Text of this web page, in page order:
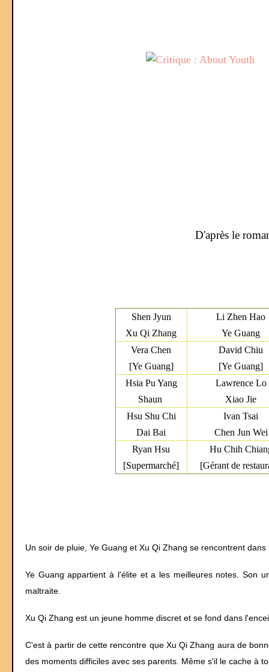
D'après le
Shen Jyun
Xu Qi Zhang
Li Zhen Hao
Ye Guang
Vera Chen
[Ye Guang]
David Chiu
[Ye Guang]
Hsia Pu Yang
Shaun
Lawrence Lo
Xiao Jie
Hsu Shu Chi
Dai Bai
Ivan Tsai
Chen Jun Wei
Ryan Hsu
[Supermarché]
Hu Chih
[Gérant de
Un soir de pluie, Ye Guang et Xu Qi Zhang se rencontrent
Ye Guang appartient à l'élite et a les meilleures notes. Son
maltraite.
Xu Qi Zhang est un jeune homme discret et se fond dans
C'est à partir de cette rencontre que Xu Qi Zhang aura de
des moments difficiles avec ses parents. Même s'il le cache à